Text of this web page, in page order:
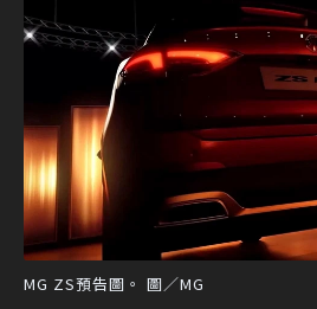
MG ZS預告圖。 圖／MG